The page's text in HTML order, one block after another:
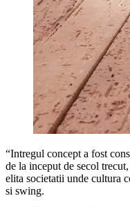
“Intregul concept a fost
de la inceput de secol
elita societatii unde cultura
si swing.